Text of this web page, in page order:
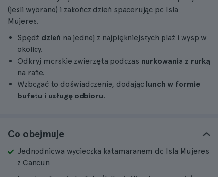
(jeśli wybrano) i zakończ dzień spacerując po Isla
Mujeres.
Spędź dzień na jednej z najpiękniejszych plaż i wysp w
okolicy.
Odkryj morskie zwierzęta podczas nurkowania z rurką
na rafie.
Wzbogać to doświadczenie, dodając lunch w formie
bufetu i usługę odbioru.
Co obejmuje
Jednodniowa wycieczka katamaranem do Isla Mujeres
z Cancun